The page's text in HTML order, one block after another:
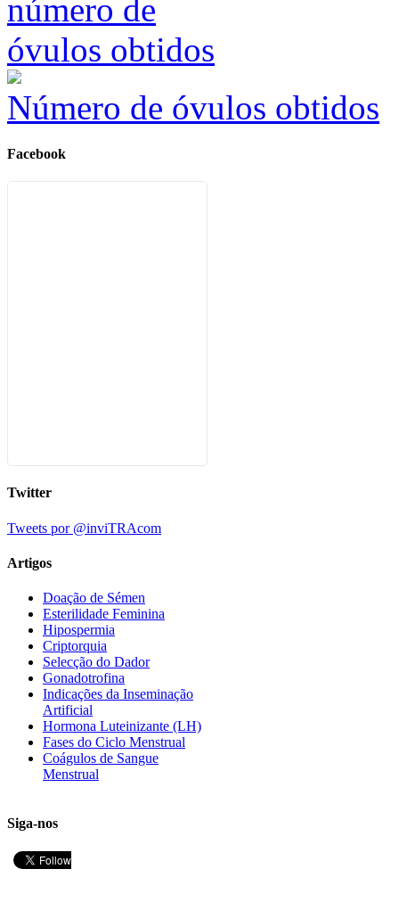
Número de óvulos obtidos
Facebook
Twitter
Tweets por @inviTRAcom
Artigos
Doação de Sémen
Esterilidade Feminina
Hipospermia
Criptorquia
Selecção do Dador
Gonadotrofina
Indicações da Inseminação
Artificial
Hormona Luteinizante (LH)
Fases do Ciclo Menstrual
Coágulos de Sangue
Menstrual
Siga-nos